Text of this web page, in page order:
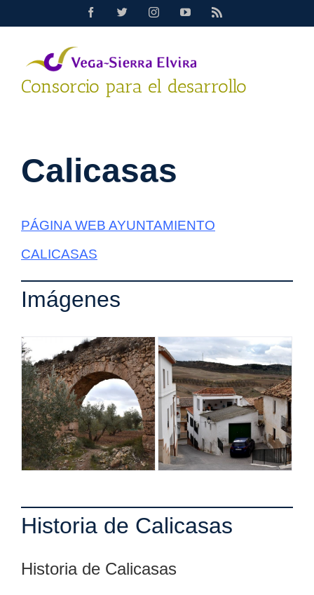
FacebookTwitterInstagramYouTubeRss
Consorcio para el desarrollo
Calicasas
PÁGINA WEB AYUNTAMIENTO
CALICASAS
Imágenes
Historia de Calicasas
Historia de Calicasas